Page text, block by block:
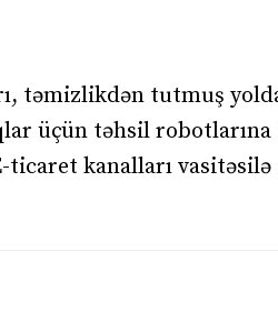
təmizlikdən tutmuş
üçün təhsil
kanalları vasitəsilə